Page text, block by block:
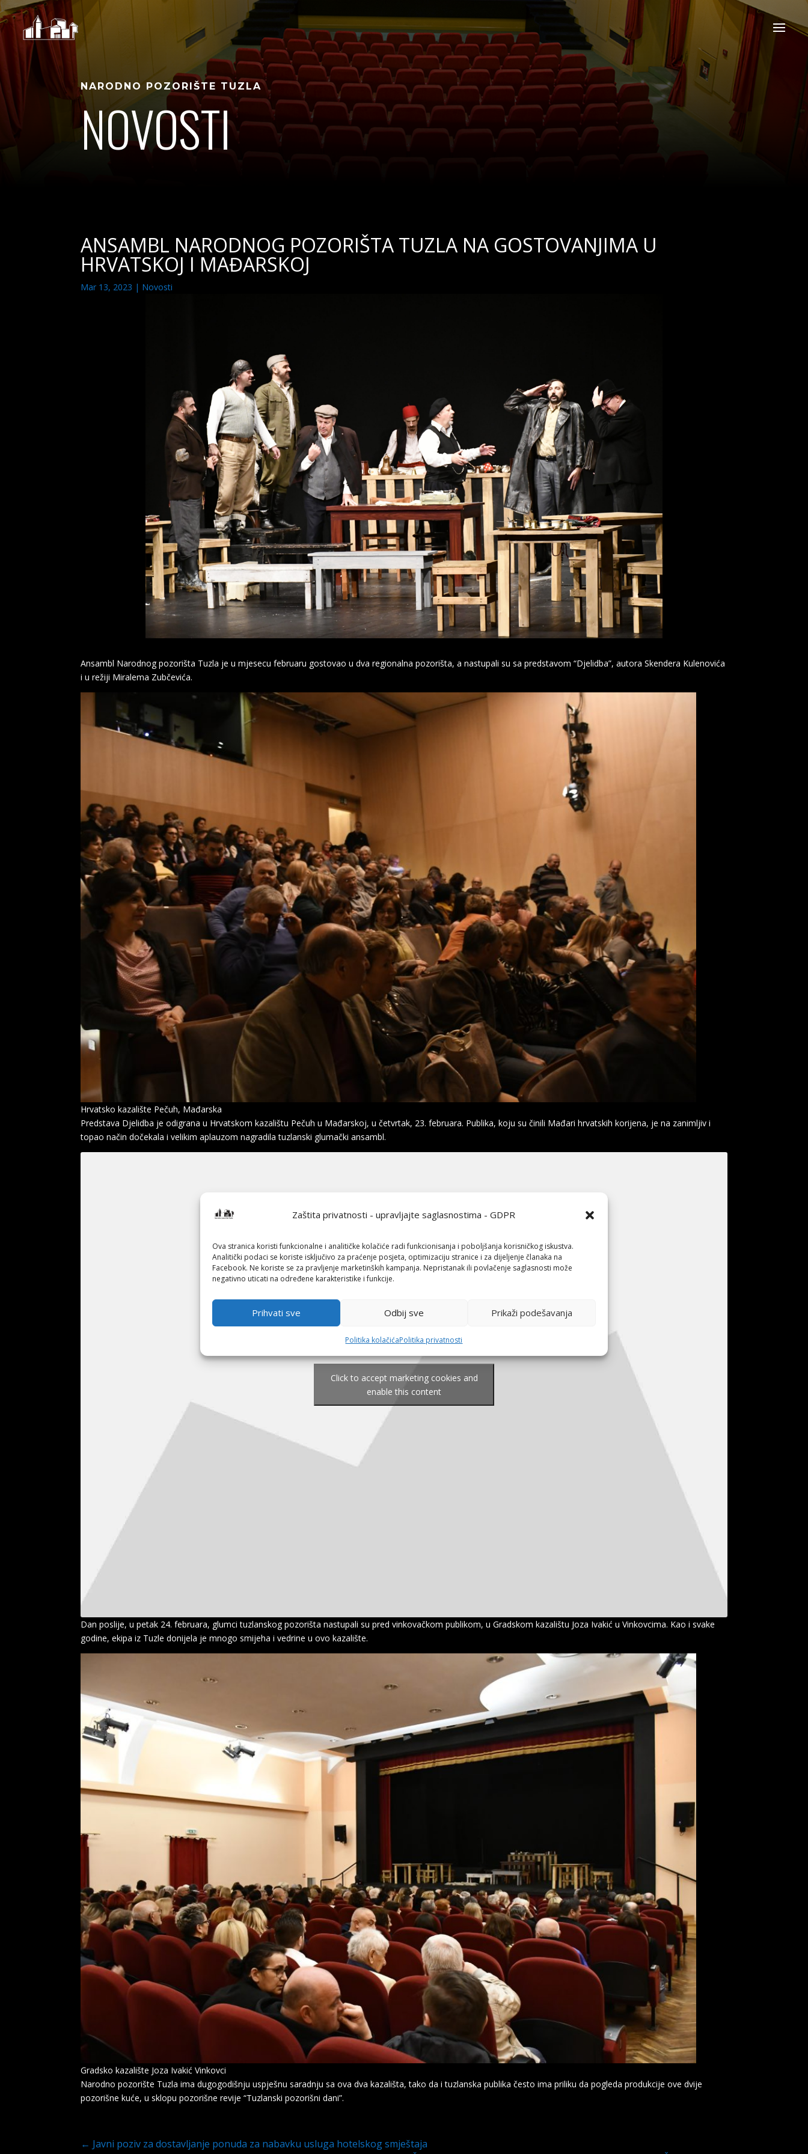
Zaštita privatnosti - upravljajte saglasnostima - GDPR
Ova stranica koristi funkcionalne i analitičke kolačiće radi funkcionisanja i poboljšanja korisničkog iskustva.
Analitički podaci se koriste isključivo za praćenje posjeta, optimizaciju stranice i za dijeljenje članaka na
Facebook. Ne koriste se za pravljenje marketinških kampanja. Nepristanak ili povlačenje saglasnosti može
negativno uticati na određene karakteristike i funkcije.
Prihvati sve Odbij sve Prikaži podešavanja
Politika kolačićaPolitika privatnosti
NARODNO POZORIŠTE TUZLA
NOVOSTI
ANSAMBL NARODNOG POZORIŠTA TUZLA NA GOSTOVANJIMA U
HRVATSKOJ I MAĐARSKOJ
Mar 13, 2023 | Novosti
Ansambl Narodnog pozorišta Tuzla je u mjesecu februaru gostovao u dva regionalna pozorišta, a nastupali su sa predstavom “Djelidba”, autora Skendera Kulenovića
i u režiji Miralema Zubčevića.
Hrvatsko kazalište Pečuh, Mađarska
Predstava Djelidba je odigrana u Hrvatskom kazalištu Pečuh u Mađarskoj, u četvrtak, 23. februara. Publika, koju su činili Mađari hrvatskih korijena, je na zanimljiv i
topao način dočekala i velikim aplauzom nagradila tuzlanski glumački ansambl.
Click to accept marketing cookies and
enable this content
Dan poslije, u petak 24. februara, glumci tuzlanskog pozorišta nastupali su pred vinkovačkom publikom, u Gradskom kazalištu Joza Ivakić u Vinkovcima. Kao i svake
godine, ekipa iz Tuzle donijela je mnogo smijeha i vedrine u ovo kazalište.
Gradsko kazalište Joza Ivakić Vinkovci
Narodno pozorište Tuzla ima dugogodišnju uspješnu saradnju sa ova dva kazališta, tako da i tuzlanska publika često ima priliku da pogleda produkcije ove dvije
pozorišne kuće, u sklopu pozorišne revije “Tuzlanski pozorišni dani”.
← Javni poziv za dostavljanje ponuda za nabavku usluga hotelskog smještaja